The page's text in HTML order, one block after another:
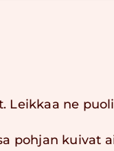
Leikkaa ne
pohjan kuivat